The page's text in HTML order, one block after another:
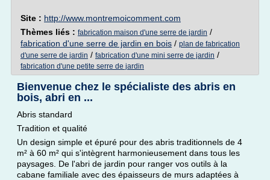
Site : http://www.montremoicomment.com
Thèmes liés : fabrication maison d'une serre de jardin /
fabrication d'une serre de jardin en bois / plan de fabrication
d'une serre de jardin / fabrication d'une mini serre de jardin /
fabrication d'une petite serre de jardin
Bienvenue chez le spécialiste des abris en
bois, abri en ...
Abris standard
Tradition et qualité
Un design simple et épuré pour des abris traditionnels de 4
m² à 60 m² qui s'intègrent harmonieusement dans tous les
paysages. De l'abri de jardin pour ranger vos outils à la
cabane familiale avec des épaisseurs de murs adaptées à